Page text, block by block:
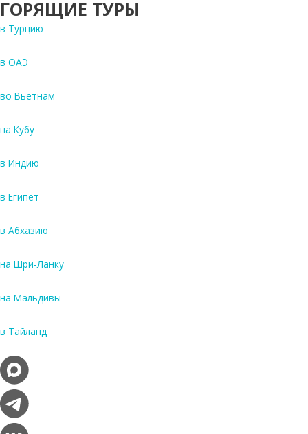
ГОРЯЩИЕ ТУРЫ
в Турцию
в ОАЭ
во Вьетнам
на Кубу
в Индию
в Египет
в Абхазию
на Шри-Ланку
на Мальдивы
в Тайланд